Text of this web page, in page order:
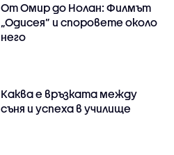
От Омир до Нолан: Филмът
„Одисея” и споровете около
него
Каква е връзката между
съня и успеха в училище